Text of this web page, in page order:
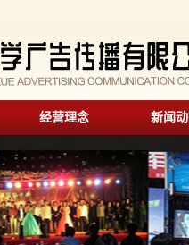
经营理念 新闻